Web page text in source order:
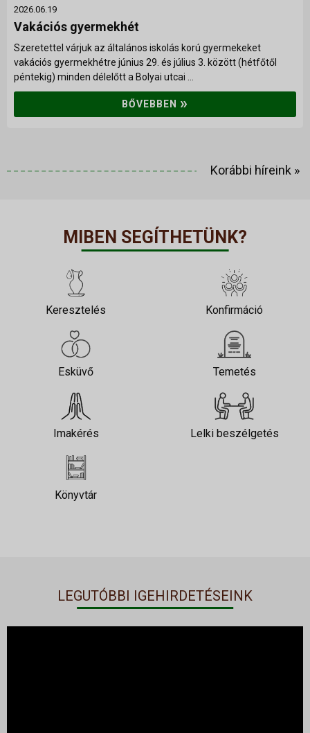
2026.06.19
Vakációs gyermekhét
Szeretettel várjuk az általános iskolás korú gyermekeket
vakációs gyermekhétre június 29. és július 3. között (hétfőtől
péntekig) minden délelőtt a Bolyai utcai ...
BŐVEBBEN »
Korábbi híreink »
MIBEN SEGÍTHETÜNK?
Keresztelés Konfirmáció
Esküvő Temetés
Imakérés Lelki beszélgetés
Könyvtár
LEGUTÓBBI IGEHIRDETÉSEINK